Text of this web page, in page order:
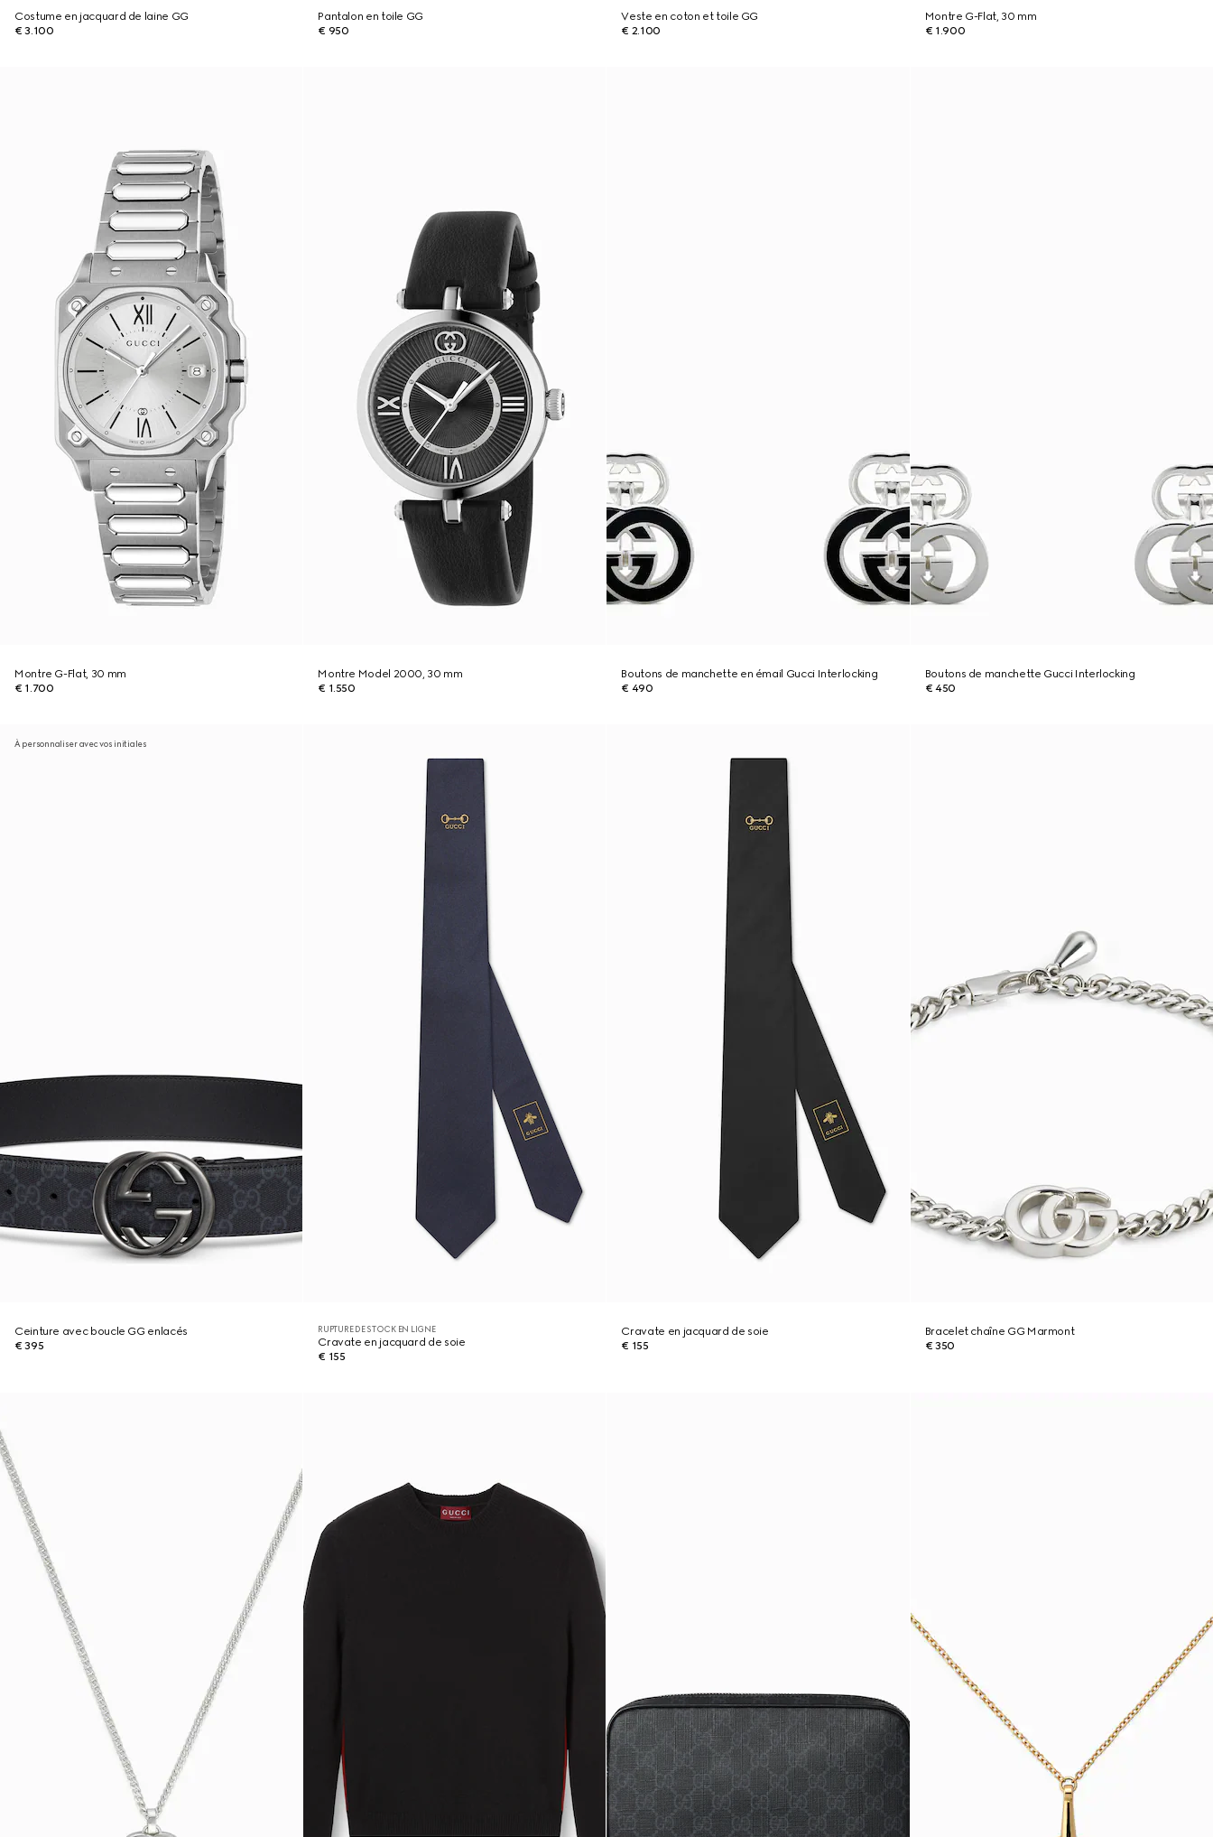
Costume en jacquard de laine GG
€ 3.100
Pantalon en toile GG
€ 950
Veste en coton et toile GG
€ 2.100
Montre G-Flat, 30 mm
€ 1.900
Montre G-Flat, 30 mm
€ 1.700
Montre Model 2000, 30 mm
€ 1.550
Boutons de manchette en émail Gucci Interlocking
€ 490
Boutons de manchette Gucci Interlocking
€ 450
À personnaliser avec vos initiales
Ceinture avec boucle GG enlacés
€ 395
RUPTURE DE STOCK EN LIGNE
Cravate en jacquard de soie
€ 155
Cravate en jacquard de soie
€ 155
Bracelet chaîne GG Marmont
€ 350